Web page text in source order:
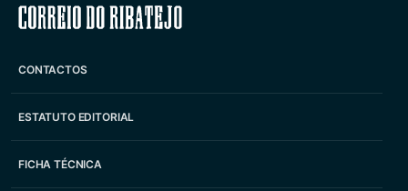
Correio do Ribatejo
CONTACTOS
ESTATUTO EDITORIAL
FICHA TÉCNICA